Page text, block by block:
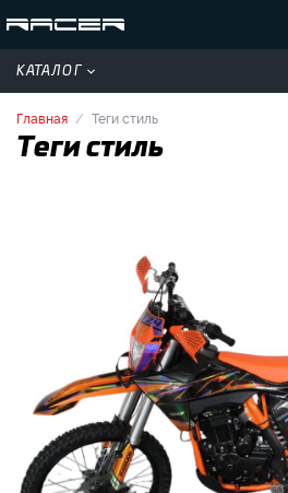
КАТАЛОГ
Главная Теги стиль
Теги стиль